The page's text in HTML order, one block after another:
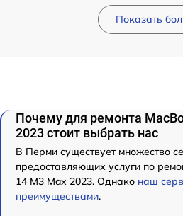
Показать
Почему для ремонта
2023 стоит выбрать нас
В Перми существует множество
предоставляющих услуги по
14 M3 Max 2023. Однако наш
преимуществами.